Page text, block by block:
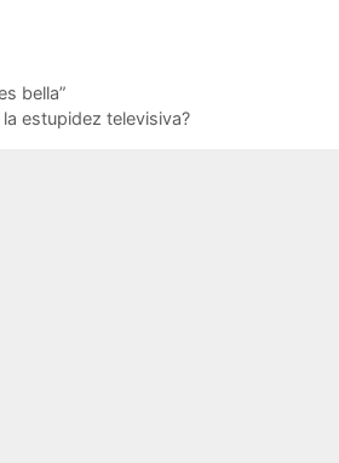
bella”
estupidez televisiva?